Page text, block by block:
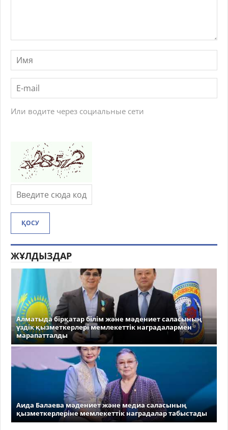
Или водите через социальные сети
ҚОСУ
ЖҰЛДЫЗДАР
Алматыда бірқатар білім және мәдениет саласының
үздік қызметкерлері мемлекеттік наградалармен
марапатталды
Аида Балаева мәдениет және медиа саласының
қызметкерлеріне мемлекеттік наградалар табыстады